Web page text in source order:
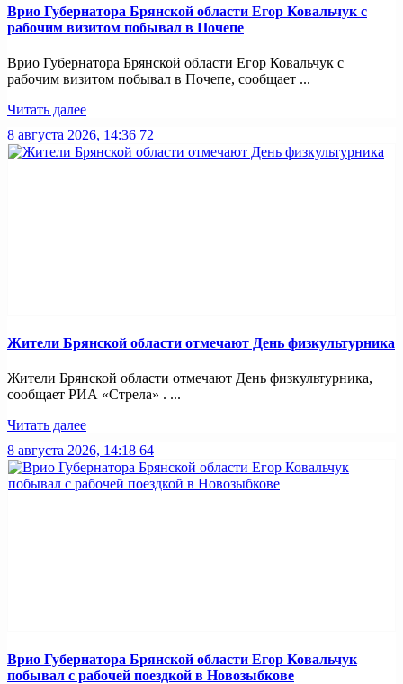
Врио Губернатора Брянской области Егор Ковальчук с
рабочим визитом побывал в Почепе
Врио Губернатора Брянской области Егор Ковальчук с
рабочим визитом побывал в Почепе, сообщает ...
Читать далее
8 августа 2026, 14:36 72
Жители Брянской области отмечают День физкультурника
Жители Брянской области отмечают День физкультурника,
сообщает РИА «Стрела» . ...
Читать далее
8 августа 2026, 14:18 64
Врио Губернатора Брянской области Егор Ковальчук
побывал с рабочей поездкой в Новозыбкове